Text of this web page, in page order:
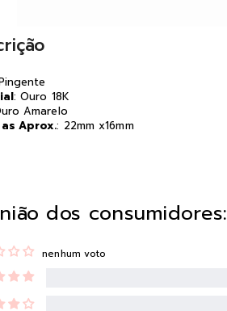
: Ouro 18K
Amarelo
Aprox.: 22mm x16mm
dos consumidores:
nenhum voto